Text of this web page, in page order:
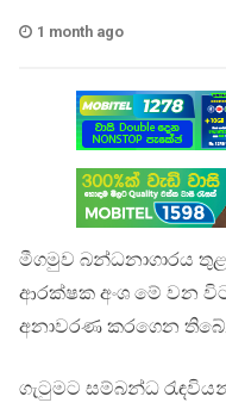
1 month ago
මීගමුව බන්ධනාගාරය
ආරක්ෂක අංශ මේ වන
අනාවරණ කරගෙන තිබේ.
ගැටුමට සම්බන්ධ